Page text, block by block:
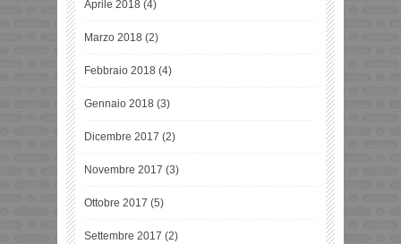
Aprile 2018 (4)
Marzo 2018 (2)
Febbraio 2018 (4)
Gennaio 2018 (3)
Dicembre 2017 (2)
Novembre 2017 (3)
Ottobre 2017 (5)
Settembre 2017 (2)